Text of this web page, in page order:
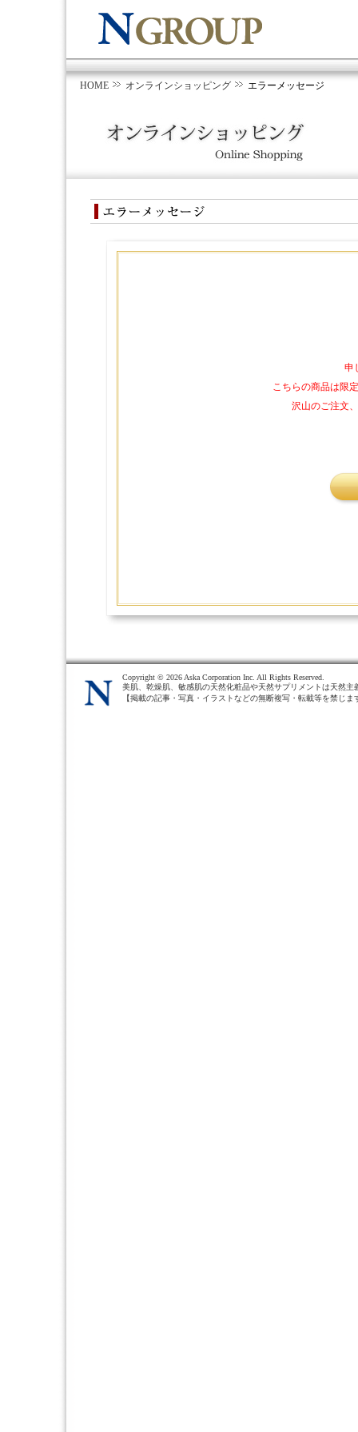
HOME オンラインショッピング エラーメッセージ
申
こちらの商品は限
沢山のご注文
Copyright © 2026 Aska Corporation Inc. All Rights Reserved.
美肌、乾燥肌、敏感肌の天然化粧品や天然サプリメントは天然主
【掲載の記事・写真・イラストなどの無断複写・転載等を禁じま